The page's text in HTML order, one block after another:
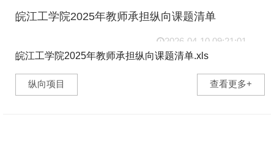
皖江工学院2025年教师承担纵向课题清单
2026-04-10 09:21:01
皖江工学院2025年教师承担纵向课题清单.xls
a58cd3263f73ce7ff61f8b56245a2381.xls (27.50 KB) ...
纵向项目
查看更多+